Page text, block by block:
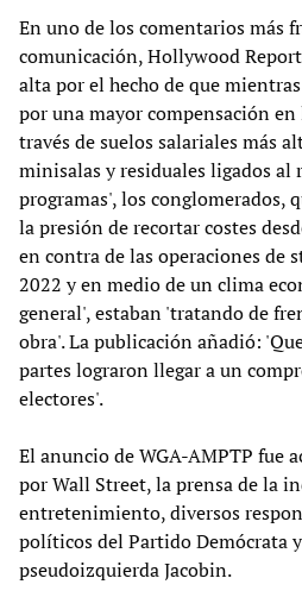
En uno de los comentarios más
comunicación, Hollywood
alta por el hecho de que
por una mayor compensación
través de suelos salariales más
minisalas y residuales ligados al
programas', los conglomerados,
la presión de recortar costes
en contra de las operaciones de
2022 y en medio de un clima
general', estaban 'tratando de
obra'. La publicación añadió:
partes lograron llegar a un
electores'.
El anuncio de WGA-AMPTP fue
por Wall Street, la prensa de la
entretenimiento, diversos
políticos del Partido Demócrata
pseudoizquierda Jacobin.